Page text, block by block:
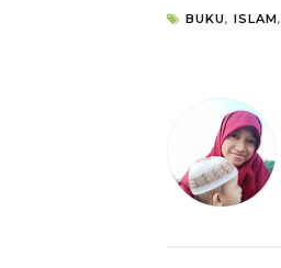
BUKU, ISLAM,